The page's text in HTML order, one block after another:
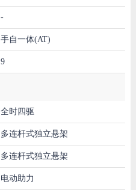
-
手自一体(AT)
9
全时四驱
多连杆式独立悬架
多连杆式独立悬架
电动助力